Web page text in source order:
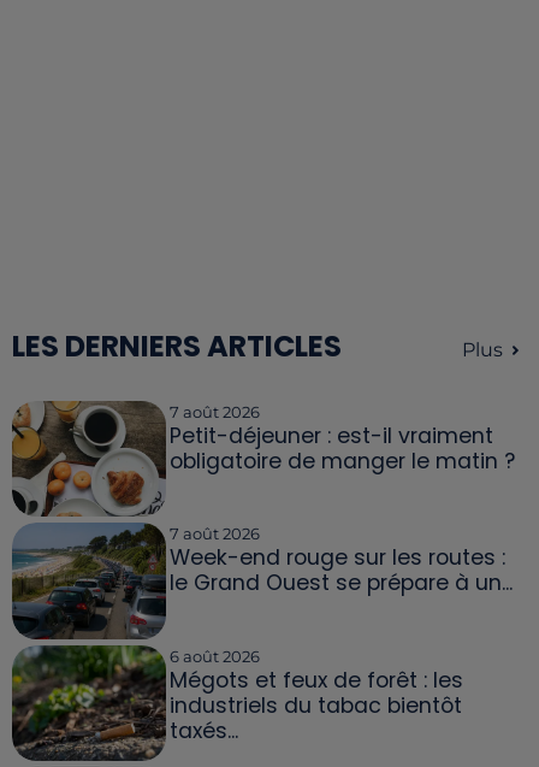
LES DERNIERS ARTICLES Plus
7 août 2026
Petit-déjeuner : est-il vraiment
obligatoire de manger le matin ?
7 août 2026
Week-end rouge sur les routes :
le Grand Ouest se prépare à un...
6 août 2026
Mégots et feux de forêt : les
industriels du tabac bientôt
taxés...